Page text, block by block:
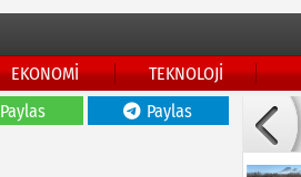
EKONOMİ TEKNOLOJİ
Paylas Paylas